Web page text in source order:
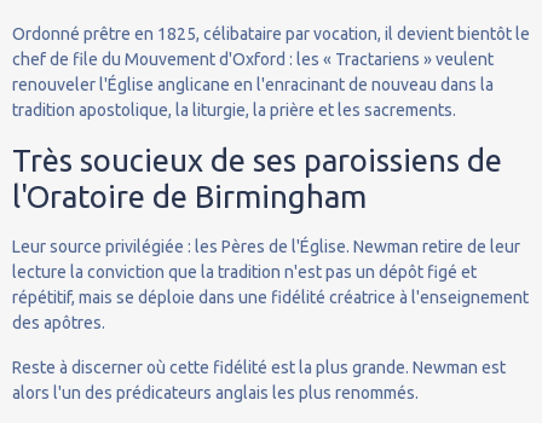
Ordonné prêtre en 1825, célibataire par vocation, il devient bientôt le
chef de file du Mouvement d'Oxford : les « Tractariens » veulent
renouveler l'Église anglicane en l'enracinant de nouveau dans la
tradition apostolique, la liturgie, la prière et les sacrements.
Très soucieux de ses paroissiens de
l'Oratoire de Birmingham
Leur source privilégiée : les Pères de l'Église. Newman retire de leur
lecture la conviction que la tradition n'est pas un dépôt figé et
répétitif, mais se déploie dans une fidélité créatrice à l'enseignement
des apôtres.
Reste à discerner où cette fidélité est la plus grande. Newman est
alors l'un des prédicateurs anglais les plus renommés.